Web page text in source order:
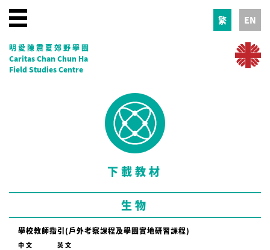
繁 EN
明愛陳震夏郊野學園
Caritas Chan Chun Ha
Field Studies Centre
下載教材
生物
學校教師指引(戶外考察課程及學園實地研習課程)
中文 英文